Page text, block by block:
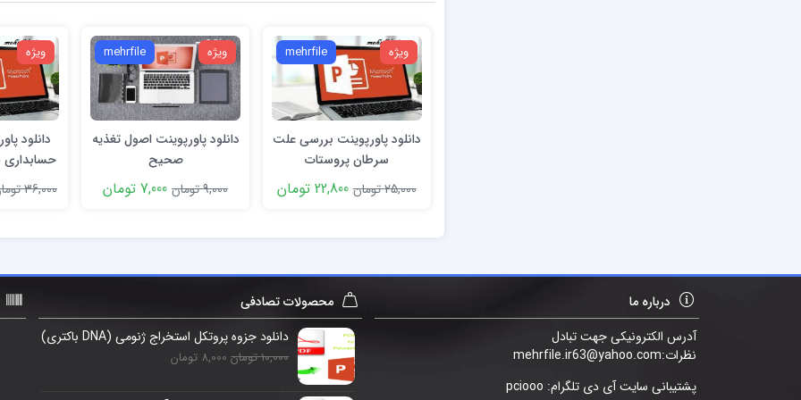
ویژه mehrfile
دانلود پاورپوینت بررسی علت
سرطان پروستات
25,000 تومان
22,800 تومان
ویژه mehrfile
دانلود پاورپوینت اصول تغذيه
صحيح
9,000 تومان
7,000 تومان
ویژه
دانلود
36,000 تومان
درباره ما
آدرس الکترونیکی جهت تبادل
نظرات:mehrfile.ir63@yahoo.com
پشتیبانی سایت آی دی تلگرام: pciooo
محصولات تصادفی
دانلود جزوه پروتکل استخراج ژنومی (DNA باکتری)
10,000 تومان 8,000 تومان